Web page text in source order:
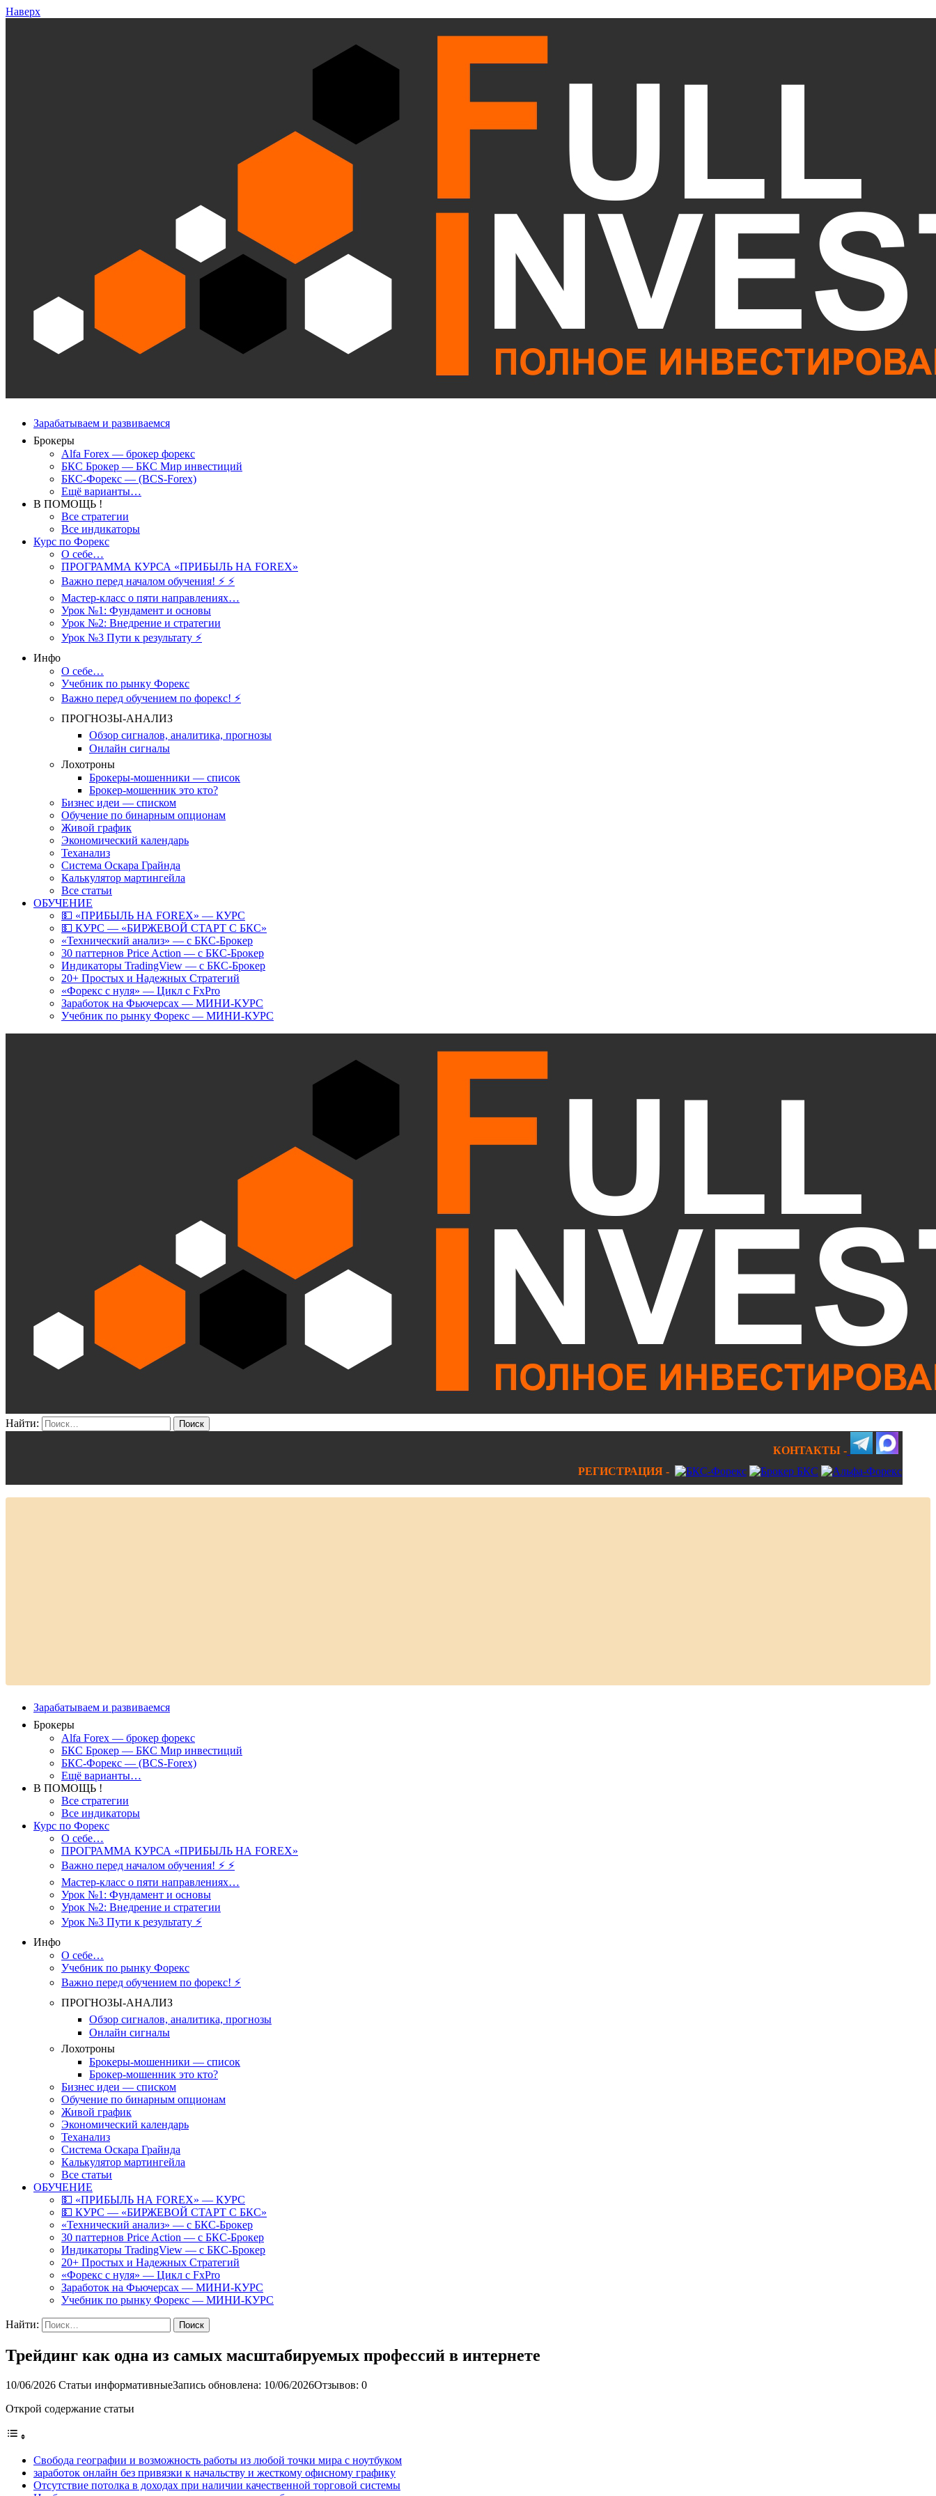
Наверх
Зарабатываем и развиваемся
Брокеры
Alfa Forex — брокер форекс
БКС Брокер — БКС Мир инвестиций
БКС-Форекс — (BCS-Forex)
Ещё варианты…
В ПОМОЩЬ !
Все стратегии
Все индикаторы
Курс по Форекс
О себе…
ПРОГРАММА КУРСА «ПРИБЫЛЬ НА FOREX»
Важно перед началом обучения! ⚡ ⚡
Мастер-класс о пяти направлениях…
Урок №1: Фундамент и основы
Урок №2: Внедрение и стратегии
Урок №3 Пути к результату ⚡️
Инфо
О себе…
Учебник по рынку Форекс
Важно перед обучением по форекс! ⚡
ПРОГНОЗЫ-АНАЛИЗ
Обзор сигналов, аналитика, прогнозы
Онлайн сигналы
Лохотроны
Брокеры-мошенники — список
Брокер-мошенник это кто?
Бизнес идеи — списком
Обучение по бинарным опционам
Живой график
Экономический календарь
Теханализ
Система Оскара Грайнда
Калькулятор мартингейла
Все статьи
ОБУЧЕНИЕ
💵 «ПРИБЫЛЬ НА FOREX» — КУРС
💵 КУРС — «БИРЖЕВОЙ СТАРТ С БКС»
«Технический анализ» — с БКС-Брокер
30 паттернов Price Action — с БКС-Брокер
Индикаторы TradingView — с БКС-Брокер
20+ Простых и Надежных Стратегий
«Форекс с нуля» — Цикл с FxPro
Заработок на Фьючерсах — МИНИ-КУРС
Учебник по рынку Форекс — МИНИ-КУРС
Найти:
КОНТАКТЫ -
РЕГИСТРАЦИЯ -
Зарабатываем и развиваемся
Брокеры
Alfa Forex — брокер форекс
БКС Брокер — БКС Мир инвестиций
БКС-Форекс — (BCS-Forex)
Ещё варианты…
В ПОМОЩЬ !
Все стратегии
Все индикаторы
Курс по Форекс
О себе…
ПРОГРАММА КУРСА «ПРИБЫЛЬ НА FOREX»
Важно перед началом обучения! ⚡ ⚡
Мастер-класс о пяти направлениях…
Урок №1: Фундамент и основы
Урок №2: Внедрение и стратегии
Урок №3 Пути к результату ⚡️
Инфо
О себе…
Учебник по рынку Форекс
Важно перед обучением по форекс! ⚡
ПРОГНОЗЫ-АНАЛИЗ
Обзор сигналов, аналитика, прогнозы
Онлайн сигналы
Лохотроны
Брокеры-мошенники — список
Брокер-мошенник это кто?
Бизнес идеи — списком
Обучение по бинарным опционам
Живой график
Экономический календарь
Теханализ
Система Оскара Грайнда
Калькулятор мартингейла
Все статьи
ОБУЧЕНИЕ
💵 «ПРИБЫЛЬ НА FOREX» — КУРС
💵 КУРС — «БИРЖЕВОЙ СТАРТ С БКС»
«Технический анализ» — с БКС-Брокер
30 паттернов Price Action — с БКС-Брокер
Индикаторы TradingView — с БКС-Брокер
20+ Простых и Надежных Стратегий
«Форекс с нуля» — Цикл с FxPro
Заработок на Фьючерсах — МИНИ-КУРС
Учебник по рынку Форекс — МИНИ-КУРС
Найти:
Трейдинг как одна из самых масштабируемых профессий в интернете
10/06/2026 Статьи информативныеЗапись обновлена: 10/06/2026Отзывов: 0
Открой содержание статьи
Свобода географии и возможность работы из любой точки мира с ноутбуком
заработок онлайн без привязки к начальству и жесткому офисному графику
Отсутствие потолка в доходах при наличии качественной торговой системы